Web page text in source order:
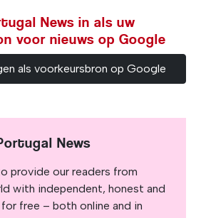
News in als uw
voor nieuws op Google
als voorkeursbron op Google
News
provide our readers from
with independent, honest and
free – both online and in